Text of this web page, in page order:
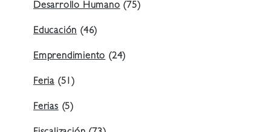
Desarrollo Humano (75)
Educación (46)
Emprendimiento (24)
Feria (51)
Ferias (5)